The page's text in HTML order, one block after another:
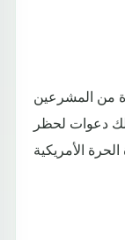
من المشرعين
دعوات لحظر